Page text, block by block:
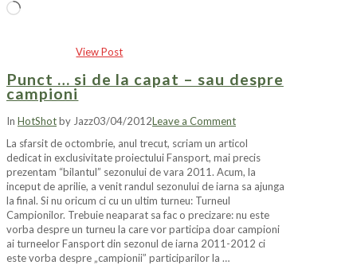
Încarc...
View Post
Punct … si de la capat – sau despre
campioni
In HotShotby Jazz03/04/2012Leave a Comment
La sfarsit de octombrie, anul trecut, scriam un articol
dedicat in exclusivitate proiectului Fansport, mai precis
prezentam “bilantul” sezonului de vara 2011. Acum, la
inceput de aprilie, a venit randul sezonului de iarna sa ajunga
la final. Si nu oricum ci cu un ultim turneu: Turneul
Campionilor. Trebuie neaparat sa fac o precizare: nu este
vorba despre un turneu la care vor participa doar campioni
ai turneelor Fansport din sezonul de iarna 2011-2012 ci
este vorba despre „campionii” participarilor la …